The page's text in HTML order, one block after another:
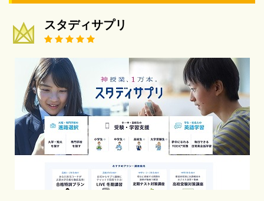
スタディサプリ